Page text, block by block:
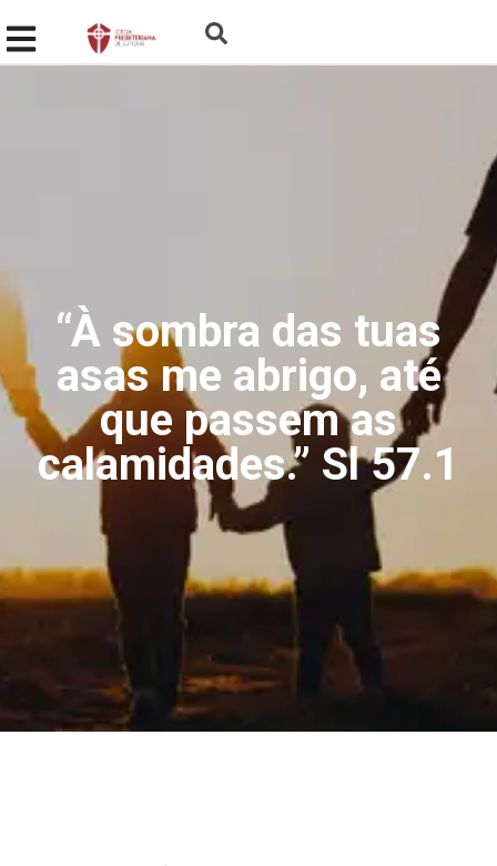
“À sombra das tuas
asas me abrigo, até
que passem as
calamidades.” Sl 57.1